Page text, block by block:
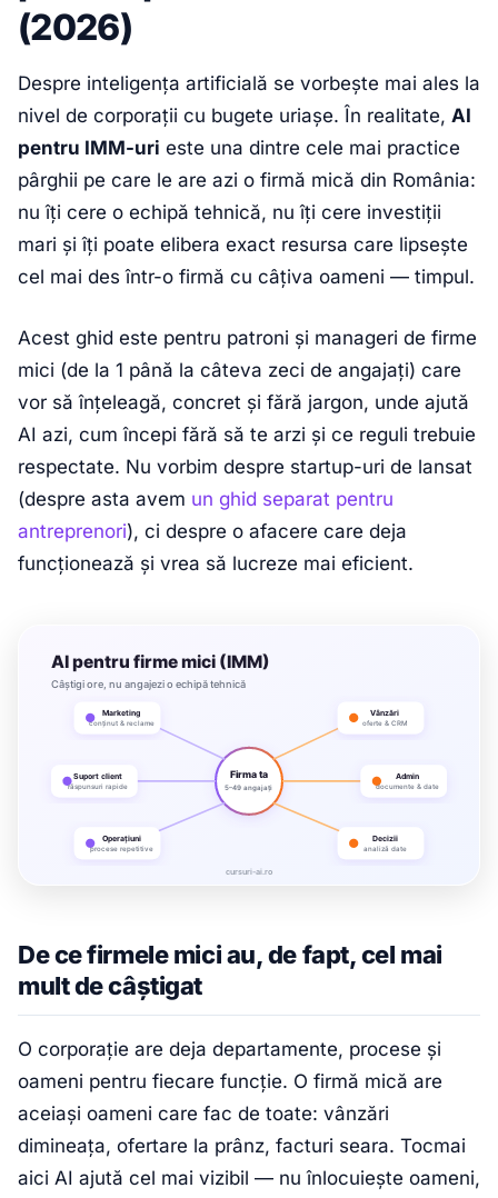
(2026)
Despre inteligența artificială se vorbește mai ales la
nivel de corporații cu bugete uriașe. În realitate, AI
pentru IMM-uri este una dintre cele mai practice
pârghii pe care le are azi o firmă mică din România:
nu îți cere o echipă tehnică, nu îți cere investiții
mari și îți poate elibera exact resursa care lipsește
cel mai des într-o firmă cu câțiva oameni — timpul.
Acest ghid este pentru patroni și manageri de firme
mici (de la 1 până la câteva zeci de angajați) care
vor să înțeleagă, concret și fără jargon, unde ajută
AI azi, cum începi fără să te arzi și ce reguli trebuie
respectate. Nu vorbim despre startup-uri de lansat
(despre asta avem un ghid separat pentru
antreprenori), ci despre o afacere care deja
funcționează și vrea să lucreze mai eficient.
De ce firmele mici au, de fapt, cel mai
mult de câștigat
O corporație are deja departamente, procese și
oameni pentru fiecare funcție. O firmă mică are
aceiași oameni care fac de toate: vânzări
dimineața, ofertare la prânz, facturi seara. Tocmai
aici AI ajută cel mai vizibil — nu înlocuiește oameni,